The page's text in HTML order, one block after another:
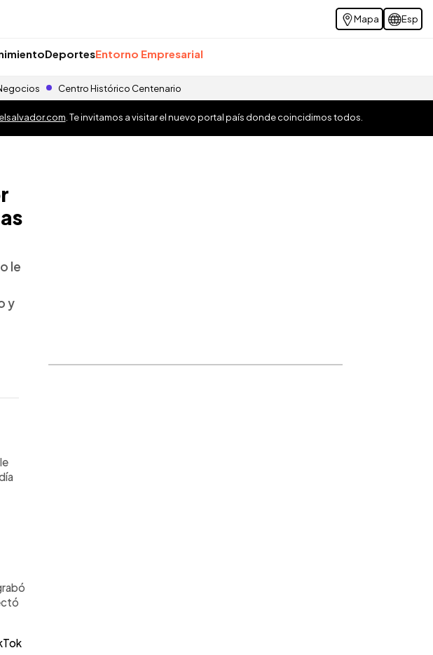
Mapa Esp
DeportesEntorno Empresarial
Centro Histórico Centenario
elsalvador.com . Te invitamos a visitar el nuevo portal país donde coincidimos todos.
le
y